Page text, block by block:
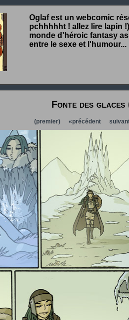
Oglaf est un webcomic
pchhhhht ! allez lire lapin
monde d'héroic fantasy
entre le sexe et l'humour...
Fonte des glaces
(premier) «précédent